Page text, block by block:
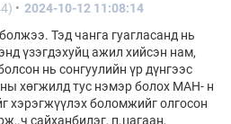
2024-10-12 11:08:14
Тэд чанга гуагласанд нь
үзэгдэхуйц ажил хийсэн нам,
нь сонгуулийн үр дүнгээс
хөгжилд тус нэмэр болох МАН- н
хэрэгжүүлэх боломжийг олгосон
сайханбилэг, п.цагаан,